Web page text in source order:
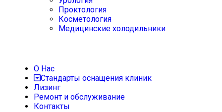
Проктология
Косметология
Медицинские холодильники
О Нас
Стандарты оснащения клиник
Лизинг
Ремонт и обслуживание
Контакты